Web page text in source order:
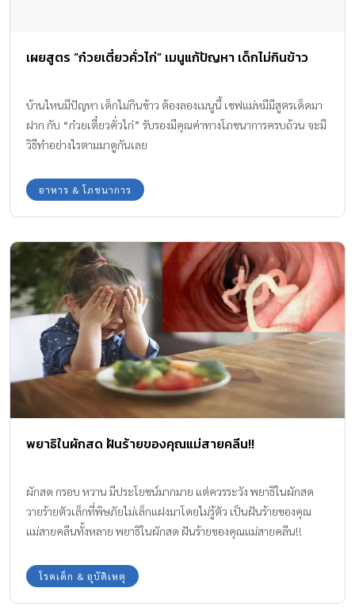
เผยสูตร “ก๋วยเตี๋ยวคั่วไก่” เมนูแก้ปัญหา เด็กไม่กินข้าว
บ้านไหนมีปัญหา เด็กไม่กินข้าว ต้องลองเมนูนี้ เชฟแม่หมีมีสูตรเด็ดมา
ฝาก กับ “ก๋วยเตี๋ยวคั่วไก่” รับรองมีคุณค่าทางโภชนาการครบถ้วน จะมี
วิธีทำอย่างไรตามมาดูกันเลย
อาหาร & โภชนาการ
พยาธิในผักสด ฝันร้ายของคุณแม่สายคลีน!!
ผักสด กรอบ หวาน มีประโยชน์มากมาย แต่ควรระวัง พยาธิในผักสด
วายร้ายตัวเล็กที่พิษภัยไม่เล็กแฝงมาโดยไม่รู้ตัว เป็นฝันร้ายของคุณ
แม่สายคลีนทั้งหลาย พยาธิในผักสด ฝันร้ายของคุณแม่สายคลีน!!
ความนิยมเพิ่มขึ้นเรื่อย ๆ ในสังคมปัจจุบัน แต่จะมีสักกี่คนที่เข้าใจถึง
ความหมายของอาหารคลีนที่แท้จริง อย่างไหนถึงจะเรียกได้ว่าเป็นการ
โรคเด็ก & อุบัติเหตุ